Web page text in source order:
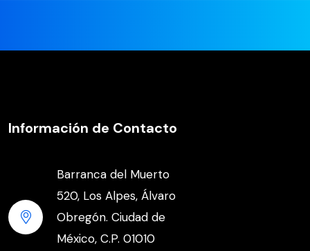
Información de Contacto
Barranca del Muerto
520, Los Alpes, Álvaro
Obregón. Ciudad de
México, C.P. 01010